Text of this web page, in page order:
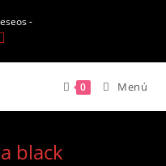
-
0 Menú
black